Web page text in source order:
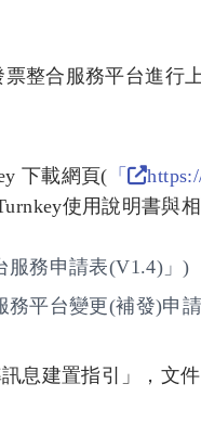
整合服務平台進行
下載網頁( 「
使用說明書與
服務申請表(V1.4)」)
平台變更(補發)申請
息建置指引」，文